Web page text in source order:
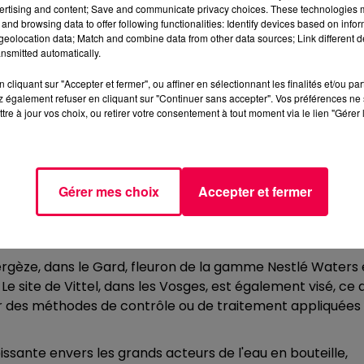
Waters.
naturelles à des traitements interdits par la
qui, par définition, ne sont pas autorisés pour des
inopinées" et affirme collaborer avec les
sites de Nestlé Waters en France. Nous continuons
-
Nestlé Waters France, déclaration officielle
dans le Gard, fleuron de la gamme Nestlé Waters
site de Vittel, dans les Vosges, est également visé, ce
méthodes de contrôle ou de traitement appliquées
envers les grands acteurs de l'eau en bouteille,
and content; Save and communicate privacy choices. These technologies
browsing data to offer following functionalities: Identify devices based on
data; Match and combine data from other data sources; Link different
automatically.
cliquant sur "Accepter et fermer", ou affiner en sélectionnant les finalités et/ou
également refuser en cliquant sur "Continuer sans accepter". Vos préférences
à jour vos choix, ou retirer votre consentement à tout moment via le lien
Gérer mes choix Accepter et fermer